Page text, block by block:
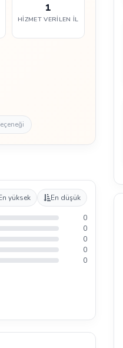
1
HIZMET VERILEN İL
yüksek En düşük
0
0
0
0
0